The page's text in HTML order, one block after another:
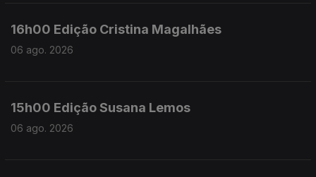
16h00 Edição Cristina Magalhães
06 ago. 2026
15h00 Edição Susana Lemos
06 ago. 2026